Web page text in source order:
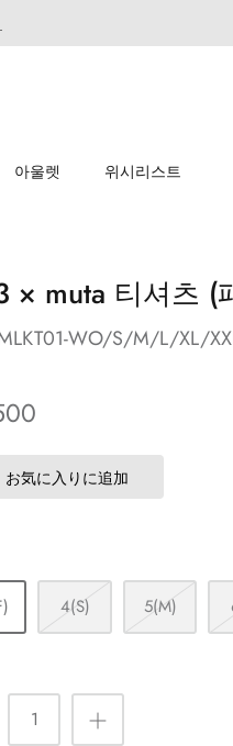
아울렛 위시리스트
× muta 티셔츠
WO/S/M/L/XL/
お気に入りに追加
4(S) 5(M)